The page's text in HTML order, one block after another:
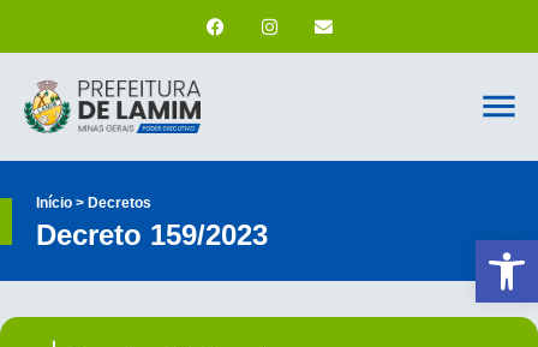
Início > Decretos
Decreto 159/2023